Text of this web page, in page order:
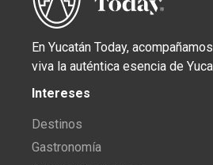
En Yucatán Today,
viva la auténtica esencia de
Intereses
Destinos
Gastronomía